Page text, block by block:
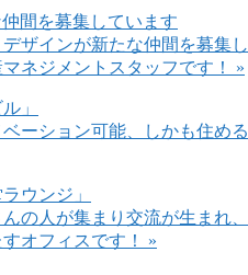
ザインが新たな仲間を募集し
ネジメントスタッフです！ »
ーション可能、しかも住める
の人が集まり交流が生まれ、
オフィスです！ »